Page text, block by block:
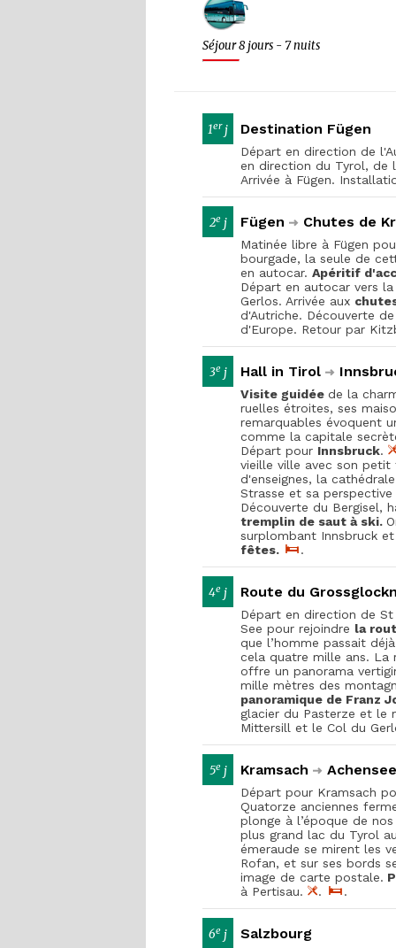
Séjour 8 jours - 7 nuits
1er j Destination Fügen
Départ en direction de
en direction du Tyrol, de
Arrivée à Fügen.
2e j Fügen Chutes de
Matinée libre à Fügen
bourgade, la seule de
en autocar. Apéritif
Départ en autocar vers
Gerlos. Arrivée aux
d'Autriche. Découverte
d'Europe. Retour par
3e j Hall in Tirol
Visite guidée de la
ruelles étroites, ses
remarquables évoquent
comme la capitale
Départ pour Innsbruck.
vieille ville avec son
d'enseignes, la
Strasse et sa
Découverte du Bergisel,
tremplin de saut à ski.
surplombant Innsbruck
fêtes.
.
4e j Route du
Départ en direction de
See pour rejoindre la
que l’homme passait
cela quatre mille ans. La
offre un panorama
mille mètres des
panoramique de Franz
glacier du Pasterze et le
Mittersill et le Col du
5e j Kramsach Achensee
Départ pour Kramsach
Quatorze anciennes
plonge à l’époque de
plus grand lac du Tyrol
émeraude se mirent les
Rofan, et sur ses bords
image de carte postale.
à Pertisau.
. .
6e j Salzbourg